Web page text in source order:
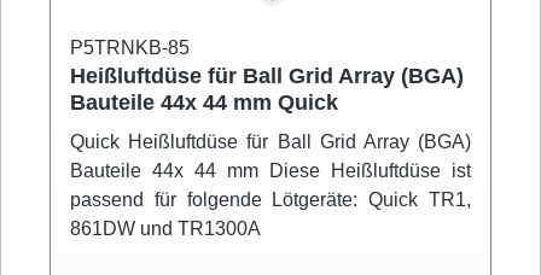
P5TRNKB-85
Heißluftdüse für Ball Grid Array (BGA)
Bauteile 44x 44 mm Quick
Quick Heißluftdüse für Ball Grid Array (BGA)
Bauteile 44x 44 mm Diese Heißluftdüse ist
passend für folgende Lötgeräte: Quick TR1,
861DW und TR1300A